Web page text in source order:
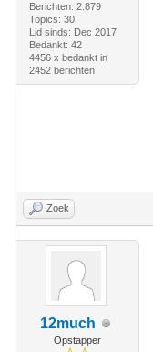
Berichten: 2.879
Topics: 30
Lid sinds: Dec 2017
Bedankt: 42
4456 x bedankt in
2452 berichten
Zoek
12much
Opstapper